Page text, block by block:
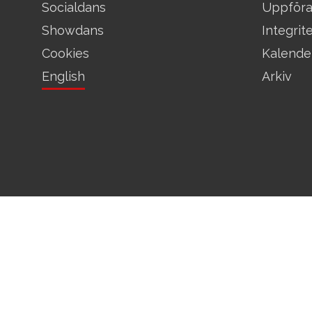
Socialdans
Showdans
Cookies
English
Arkiv